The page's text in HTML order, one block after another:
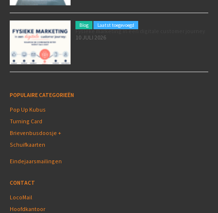
Blog Laatst toegevoegd
Fysieke marketing in een digitale customer journey
10 JULI 2026
POPULAIRE CATEGORIEËN
Pop Up Kubus
Turning Card
Brievenbusdoosje +
Schuifkaarten
Eindejaarsmailingen
CONTACT
LocoMail
Hoofdkantoor